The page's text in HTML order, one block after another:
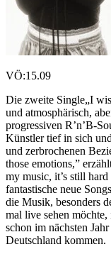
VÖ:15.09
Die zweite Single„I
und atmosphärisch,
progressiven R’n’B-
Künstler tief in sich
und zerbrochenen
those emotions,”
my music, it’s still
fantastische neue
die Musik, besonders
mal live sehen
schon im nächsten
Deutschland kommen.